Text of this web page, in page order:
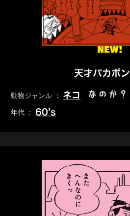
NEW!
天才バカボン
動物ジャンル ： ネコ なのか？
年代 ： 60’s